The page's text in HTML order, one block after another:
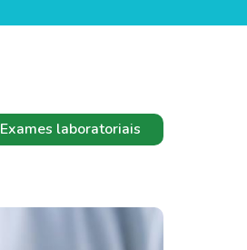
Exames laboratoriais